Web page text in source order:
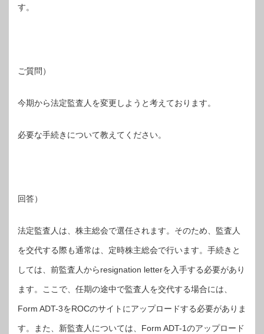
す。
ご質問）
今期から法定監査人を変更しようと考えております。
必要な手続きについて教えてください。
回答）
法定監査人は、株主総会で選任されます。そのため、監査人
を交代する際も通常は、定時株主総会で行います。手続きと
しては、前監査人からresignation letterを入手する必要があり
ます。ここで、任期の途中で監査人を交代する場合には、
Form ADT-3をROCのサイトにアップロードする必要がありま
す。また、新監査人については、Form ADT-1のアップロード